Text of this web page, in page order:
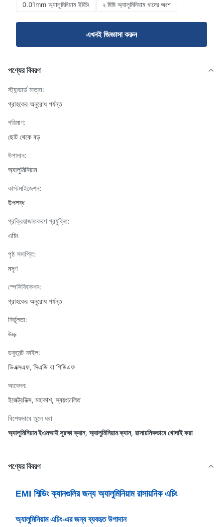
0.01mm অ্যালুমিনিয়াম ইটচিং
২ মিমি অ্যালুমিনিয়াম খাদের অংশ
এখনই জিজ্ঞাসা করুন
পণ্যের বিবরণ
স্ট্যান্ডার্ড মাত্রা:
গ্রাহকের অনুরোধ পর্যন্ত
পরিমাণ:
ছোট থেকে বড়
উপাদান:
অ্যালুমিনিয়াম
কাস্টমাইজেশন:
উপলব্ধ
প্রক্রিয়াজাতকরণ প্রযুক্তি:
এচিং
পৃষ্ঠ সমাপ্তি:
মসৃণ
স্পেসিফিকেশন:
গ্রাহকের অনুরোধ পর্যন্ত
নির্ভুলতা:
উচ্চ
ডকুমেন্ট ফাইল:
ডিএক্সএফ, সিএডি বা পিডিএফ
আবেদন:
ইলেক্ট্রনিক্স, মহাকাশ, স্বয়ংচালিত
বিশেষভাবে তুলে ধরা
অ্যালুমিনিয়াম ইএমআই সুরক্ষা ক্যান, অ্যালুমিনিয়াম ক্যান, রাসায়নিকভাবে খোদাই করা
পণ্যের বিবরণ
EMI শিল্ডিং ক্যানগুলির জন্য অ্যালুমিনিয়াম রাসায়নিক এচিং
অ্যালুমিনিয়াম এচিং-এর জন্য ব্যবহৃত উপাদান